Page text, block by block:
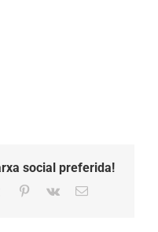
social preferida!
Tumblr Pinterest
Vk Email: